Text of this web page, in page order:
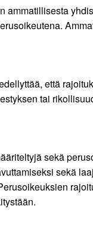
että
tai
sekä
sekä